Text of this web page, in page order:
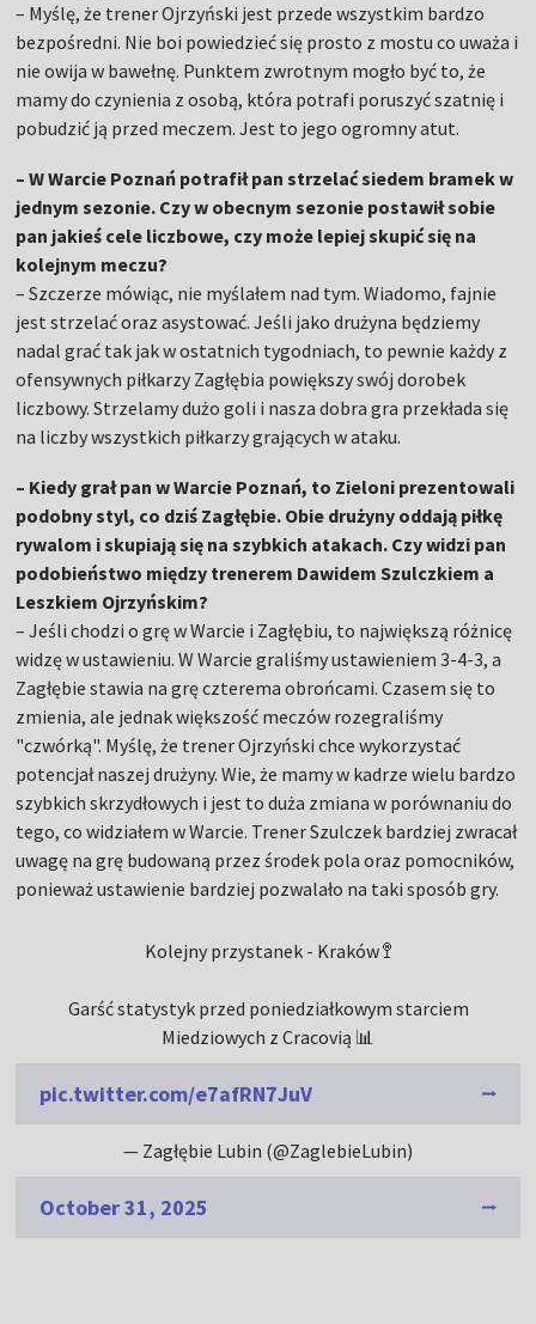
– Myślę, że trener Ojrzyński jest przede wszystkim bardzo
bezpośredni. Nie boi powiedzieć się prosto z mostu co uważa i
nie owija w bawełnę. Punktem zwrotnym mogło być to, że
mamy do czynienia z osobą, która potrafi poruszyć szatnię i
pobudzić ją przed meczem. Jest to jego ogromny atut.
– W Warcie Poznań potrafił pan strzelać siedem bramek w
jednym sezonie. Czy w obecnym sezonie postawił sobie
pan jakieś cele liczbowe, czy może lepiej skupić się na
kolejnym meczu?
– Szczerze mówiąc, nie myślałem nad tym. Wiadomo, fajnie
jest strzelać oraz asystować. Jeśli jako drużyna będziemy
nadal grać tak jak w ostatnich tygodniach, to pewnie każdy z
ofensywnych piłkarzy Zagłębia powiększy swój dorobek
liczbowy. Strzelamy dużo goli i nasza dobra gra przekłada się
na liczby wszystkich piłkarzy grających w ataku.
– Kiedy grał pan w Warcie Poznań, to Zieloni prezentowali
podobny styl, co dziś Zagłębie. Obie drużyny oddają piłkę
rywalom i skupiają się na szybkich atakach. Czy widzi pan
podobieństwo między trenerem Dawidem Szulczkiem a
Leszkiem Ojrzyńskim?
– Jeśli chodzi o grę w Warcie i Zagłębiu, to największą różnicę
widzę w ustawieniu. W Warcie graliśmy ustawieniem 3-4-3, a
Zagłębie stawia na grę czterema obrońcami. Czasem się to
zmienia, ale jednak większość meczów rozegraliśmy
"czwórką". Myślę, że trener Ojrzyński chce wykorzystać
potencjał naszej drużyny. Wie, że mamy w kadrze wielu bardzo
szybkich skrzydłowych i jest to duża zmiana w porównaniu do
tego, co widziałem w Warcie. Trener Szulczek bardziej zwracał
uwagę na grę budowaną przez środek pola oraz pomocników,
ponieważ ustawienie bardziej pozwalało na taki sposób gry.
Kolejny przystanek - Kraków 🚏
Garść statystyk przed poniedziałkowym starciem
Miedziowych z Cracovią 📊
pic.twitter.com/e7afRN7JuV
— Zagłębie Lubin (@ZaglebieLubin)
October 31, 2025